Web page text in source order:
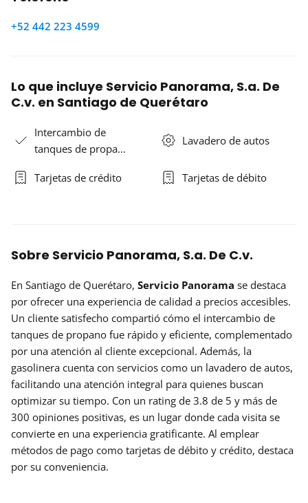
+52 442 223 4599
Lo que incluye Servicio Panorama, S.a. De
C.v. en Santiago de Querétaro
Intercambio de
tanques de propa…
Lavadero de autos
Tarjetas de crédito Tarjetas de débito
Sobre Servicio Panorama, S.a. De C.v.
En Santiago de Querétaro, Servicio Panorama se destaca
por ofrecer una experiencia de calidad a precios accesibles.
Un cliente satisfecho compartió cómo el intercambio de
tanques de propano fue rápido y eficiente, complementado
por una atención al cliente excepcional. Además, la
gasolinera cuenta con servicios como un lavadero de autos,
facilitando una atención integral para quienes buscan
optimizar su tiempo. Con un rating de 3.8 de 5 y más de
300 opiniones positivas, es un lugar donde cada visita se
convierte en una experiencia gratificante. Al emplear
métodos de pago como tarjetas de débito y crédito, destaca
por su conveniencia.